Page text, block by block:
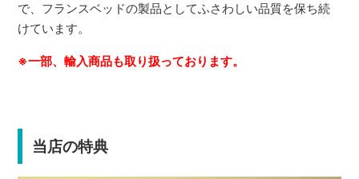
で、フランスベッドの製品としてふさわしい品質を保ち続
けています。
※一部、輸入商品も取り扱っております。
当店の特典